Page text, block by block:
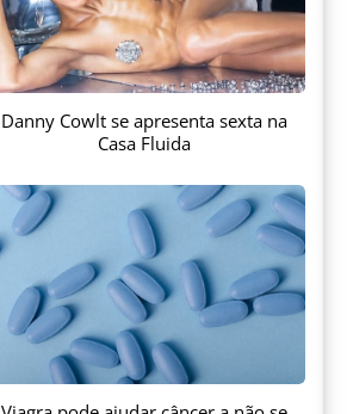
Danny Cowlt se apresenta sexta na
Casa Fluida